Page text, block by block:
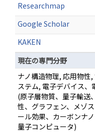
Researchmap
Google Scholar
KAKEN
現在の専門分野
ナノ構造物理, 応用物性
ステム, 電子デバイス、
(原子層物質、量子輸送
性、グラフェン、メゾ
ール効果、カーボンナ
量子コンピュータ)